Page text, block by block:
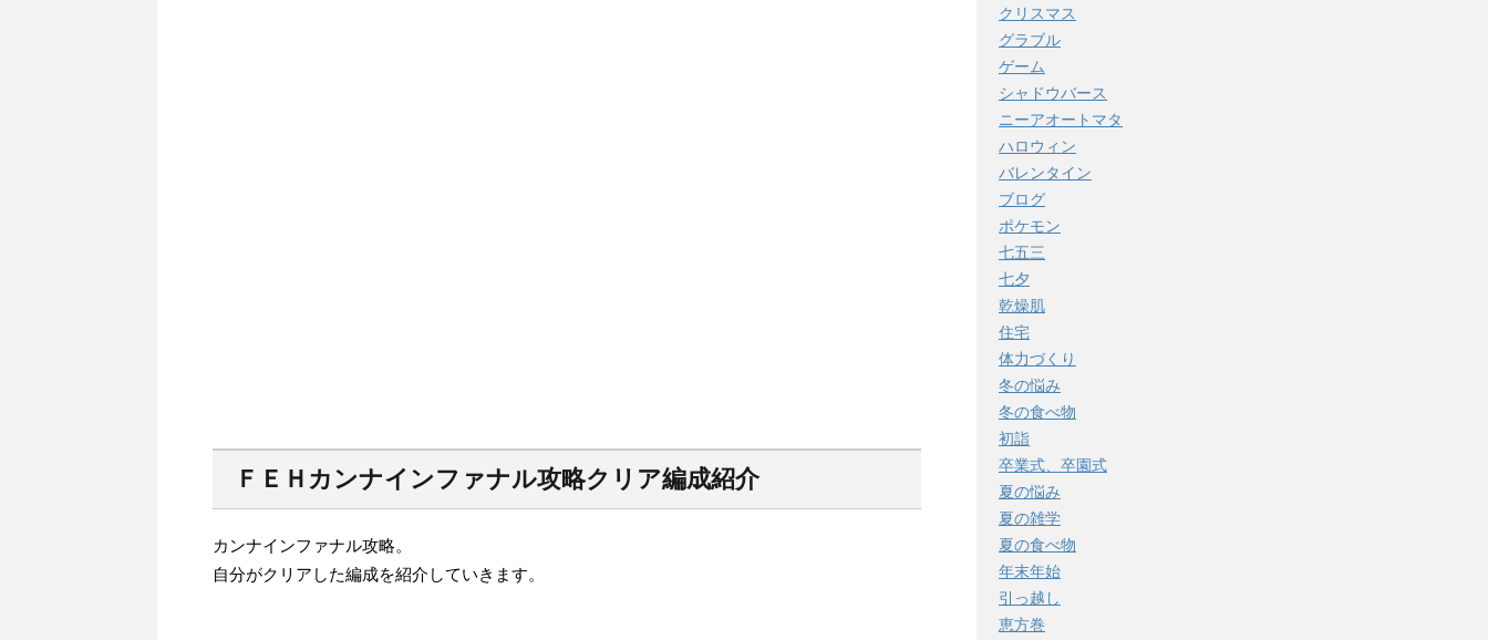
ＦＥＨカンナインファナル攻略クリア編成紹介
カンナインファナル攻略。
自分がクリアした編成を紹介していきます。
クリスマス
グラブル
ゲーム
シャドウバース
ニーアオートマタ
ハロウィン
バレンタイン
ブログ
ポケモン
七五三
七夕
乾燥肌
住宅
体力づくり
冬の悩み
冬の食べ物
初詣
卒業式、卒園式
夏の悩み
夏の雑学
夏の食べ物
年末年始
引っ越し
恵方巻